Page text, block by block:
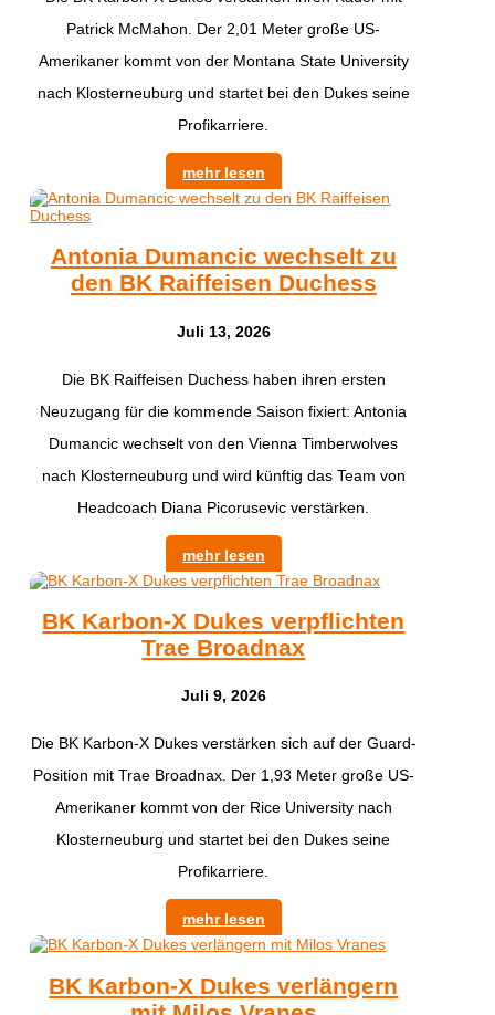
Patrick McMahon. Der 2,01 Meter große US-
Amerikaner kommt von der Montana State University
nach Klosterneuburg und startet bei den Dukes seine
Profikarriere.
mehr lesen
Antonia Dumancic wechselt zu
den BK Raiffeisen Duchess
Juli 13, 2026
Die BK Raiffeisen Duchess haben ihren ersten
Neuzugang für die kommende Saison fixiert: Antonia
Dumancic wechselt von den Vienna Timberwolves
nach Klosterneuburg und wird künftig das Team von
Headcoach Diana Picorusevic verstärken.
mehr lesen
BK Karbon-X Dukes verpflichten
Trae Broadnax
Juli 9, 2026
Die BK Karbon-X Dukes verstärken sich auf der Guard-
Position mit Trae Broadnax. Der 1,93 Meter große US-
Amerikaner kommt von der Rice University nach
Klosterneuburg und startet bei den Dukes seine
Profikarriere.
mehr lesen
BK Karbon-X Dukes verlängern